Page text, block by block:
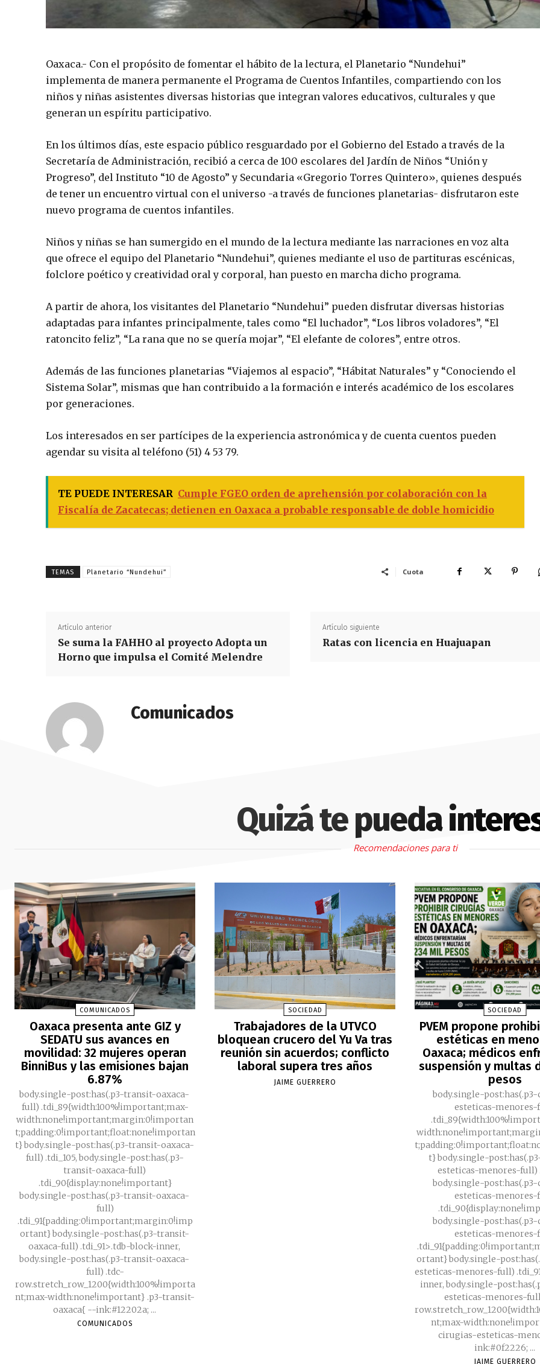
Oaxaca.- Con el propósito de fomentar el hábito de la lectura, el Planetario “Nundehui”
implementa de manera permanente el Programa de Cuentos Infantiles, compartiendo con los
niños y niñas asistentes diversas historias que integran valores educativos, culturales y que
generan un espíritu participativo.
En los últimos días, este espacio público resguardado por el Gobierno del Estado a través de la
Secretaría de Administración, recibió a cerca de 100 escolares del Jardín de Niños “Unión y
Progreso”, del Instituto “10 de Agosto” y Secundaria «Gregorio Torres Quintero», quienes después
de tener un encuentro virtual con el universo -a través de funciones planetarias- disfrutaron este
nuevo programa de cuentos infantiles.
Niños y niñas se han sumergido en el mundo de la lectura mediante las narraciones en voz alta
que ofrece el equipo del Planetario “Nundehui”, quienes mediante el uso de partituras escénicas,
folclore poético y creatividad oral y corporal, han puesto en marcha dicho programa.
A partir de ahora, los visitantes del Planetario “Nundehui” pueden disfrutar diversas historias
adaptadas para infantes principalmente, tales como “El luchador”, “Los libros voladores”, “El
ratoncito feliz”, “La rana que no se quería mojar”, “El elefante de colores”, entre otros.
Además de las funciones planetarias “Viajemos al espacio”, “Hábitat Naturales” y “Conociendo el
Sistema Solar”, mismas que han contribuido a la formación e interés académico de los escolares
por generaciones.
Los interesados en ser partícipes de la experiencia astronómica y de cuenta cuentos pueden
agendar su visita al teléfono (51) 4 53 79.
TE PUEDE INTERESAR Cumple FGEO orden de aprehensión por colaboración con la
Fiscalía de Zacatecas; detienen en Oaxaca a probable responsable de doble homicidio
TEMAS Planetario “Nundehui” Cuota
Artículo anterior
Se suma la FAHHO al proyecto Adopta un
Horno que impulsa el Comité Melendre
Artículo siguiente
Ratas con licencia en Huajuapan
Comunicados
Quizá te pueda
Recomendaciones para ti
COMUNICADOS
Oaxaca presenta ante GIZ y
SEDATU sus avances en
movilidad: 32 mujeres operan
BinniBus y las emisiones bajan
6.87%
body.single-post:has(.p3-transit-oaxaca-
full) .tdi_89{width:100%!important;max-
width:none!important;margin:0!importan
t;padding:0!important;float:none!importan
t} body.single-post:has(.p3-transit-oaxaca-
full) .tdi_105, body.single-post:has(.p3-
transit-oaxaca-full)
.tdi_90{display:none!important}
body.single-post:has(.p3-transit-oaxaca-
full)
.tdi_91{padding:0!important;margin:0!imp
ortant} body.single-post:has(.p3-transit-
oaxaca-full) .tdi_91>.tdb-block-inner,
body.single-post:has(.p3-transit-oaxaca-
full) .tdc-
row.stretch_row_1200{width:100%!importa
nt;max-width:none!important} .p3-transit-
oaxaca{ --ink:#12202a; ...
COMUNICADOS
SOCIEDAD
Trabajadores de la UTVCO
bloquean crucero del Yu Va tras
reunión sin acuerdos; conflicto
laboral supera tres años
JAIME GUERRERO
SOCIEDAD
PVEM propone
estéticas en
Oaxaca; médicos
suspensión y multas
pesos
body.single-
esteticas-
t} body.single-
esteticas-menores-full)
body.single-
esteticas-
body.single-
esteticas-
ortant} body.single-
esteticas-menores-full)
inner, body.single-
esteticas-menores-
nt;max-
cirugias-esteticas-
ink:#0f2226; ...
JAIME GUERRERO